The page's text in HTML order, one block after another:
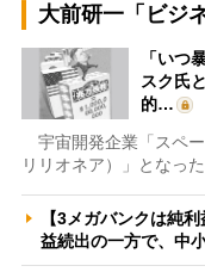
大前研一「ビジ
「いつ
スク氏
的…
宇宙開発企業「スペ
リリオネア）」となっ
【3メガバンクは純
益続出の一方で、中